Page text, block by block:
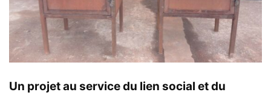
Un projet au service du lien social et du